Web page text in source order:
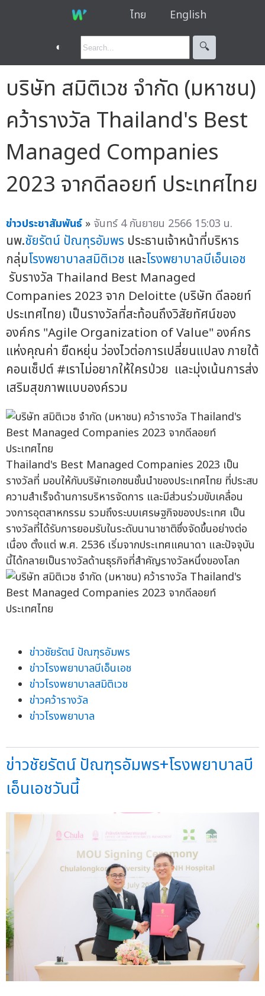
ไทย English
◐ 🔍︎
บริษัท สมิติเวช จำกัด (มหาชน)
คว้ารางวัล Thailand's Best
Managed Companies
2023 จากดีลอยท์ ประเทศไทย
ข่าวประชาสัมพันธ์ » จันทร์ 4 กันยายน 2566 15:03 น.
นพ.ชัยรัตน์ ปัณฑุรอัมพร ประธานเจ้าหน้าที่บริหาร
กลุ่มโรงพยาบาลสมิติเวช และโรงพยาบาลบีเอ็นเอช
รับรางวัล Thailand Best Managed
Companies 2023 จาก Deloitte (บริษัท ดีลอยท์
ประเทศไทย) เป็นรางวัลที่สะท้อนถึงวิสัยทัศน์ของ
องค์กร "Agile Organization of Value" องค์กร
แห่งคุณค่า ยืดหยุ่น ว่องไวต่อการเปลี่ยนแปลง ภายใต้
คอนเซ็ปต์ #เราไม่อยากให้ใครป่วย และมุ่งเน้นการส่ง
เสริมสุขภาพแบบองค์รวม
Thailand's Best Managed Companies 2023 เป็น
รางวัลที่ มอบให้กับบริษัทเอกชนชั้นนำของประเทศไทย ที่ประสบ
ความสำเร็จด้านการบริหารจัดการ และมีส่วนร่วมขับเคลื่อน
วงการอุตสาหกรรม รวมถึงระบบเศรษฐกิจของประเทศ เป็น
รางวัลที่ได้รับการยอมรับในระดับนานาชาติซึ่งจัดขึ้นอย่างต่อ
เนื่อง ตั้งแต่ พ.ศ. 2536 เริ่มจากประเทศแคนาดา และปัจจุบัน
นี้ได้กลายเป็นรางวัลด้านธุรกิจที่สำคัญรางวัลหนึ่งของโลก
ข่าวชัยรัตน์ ปัณฑุรอัมพร
ข่าวโรงพยาบาลบีเอ็นเอช
ข่าวโรงพยาบาลสมิติเวช
ข่าวคว้ารางวัล
ข่าวโรงพยาบาล
ข่าวชัยรัตน์ ปัณฑุรอัมพร+โรงพยาบาลบี
เอ็นเอชวันนี้